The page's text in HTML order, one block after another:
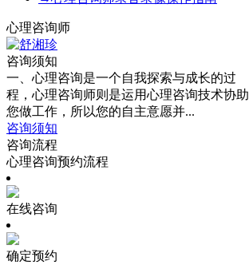
心理咨询师
咨询须知
一、心理咨询是一个自我探索与成长的过
程，心理咨询师则是运用心理咨询技术协助
您做工作，所以您的自主意愿并...
咨询须知
咨询流程
心理咨询预约流程
在线咨询
确定预约